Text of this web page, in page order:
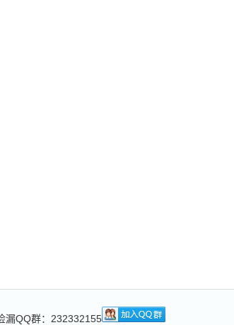
漏QQ群：232332155